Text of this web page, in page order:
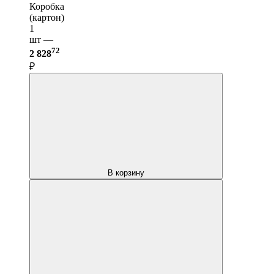
Коробка
(картон)
1
шт —
2 82872
₽
В корзину